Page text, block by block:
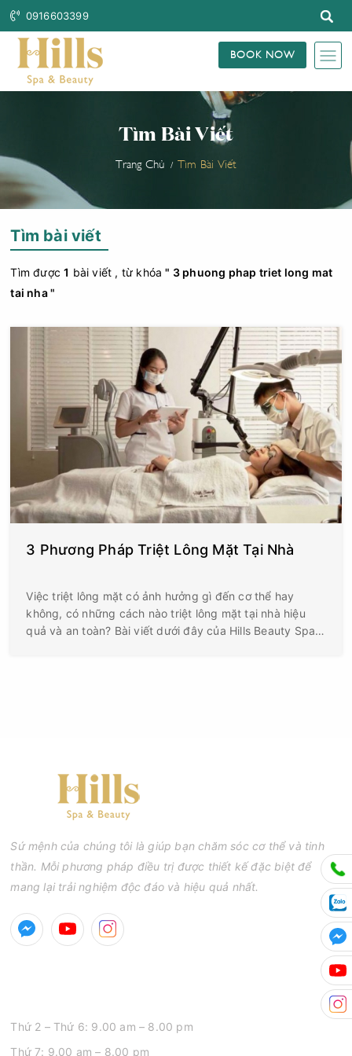
0916603399
BOOK NOW
Tìm Bài Viết
Trang Chủ Tìm Bài Viết
Tìm bài viết
Tìm được1 bài viết , từ khóa" 3 phuong phap triet long mat
tai nha "
3 Phương Pháp Triệt Lông Mặt Tại Nhà
Việc triệt lông mặt có ảnh hưởng gì đến cơ thể hay
không, có những cách nào triệt lông mặt tại nhà hiệu
quả và an toàn? Bài viết dưới đây của Hills Beauty Spa
Sứ mệnh của chúng tôi là giúp bạn chăm sóc cơ thể và tinh
thần. Mỗi phương pháp điều trị được thiết kế đặc biệt để
mang lại trải nghiệm độc đáo và hiệu quả nhất.
Thứ 2 – Thứ 6: 9.00 am – 8.00 pm
Thứ 7: 9.00 am – 8.00 pm